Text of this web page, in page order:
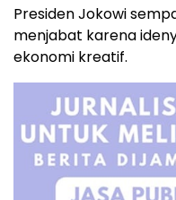
Presiden Jokowi
menjabat karena
ekonomi kreatif.